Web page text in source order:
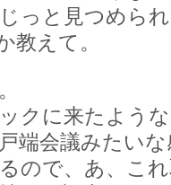
っと見つめら
えて。
クに来たよう
端会議みたい
ので、あ、こ